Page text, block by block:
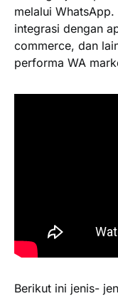
melalui
integrasi dengan
commerce, dan
performa WA
Berikut ini jenis-